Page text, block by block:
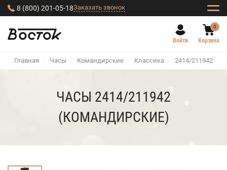
8 (800) 201-05-18Заказать звонок
Войти
0
Корзина
Главная / Часы / Командирские / Классика / 2414/211942
ЧАСЫ 2414/211942
(КОМАНДИРСКИЕ)